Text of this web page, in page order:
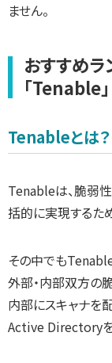
ません。
おすすめラ
「Tenable」
Tenableとは？
Tenableは、脆弱
括的に実現するた
その中でも
外部・内部双方の
内部にスキャナを
Active Directory